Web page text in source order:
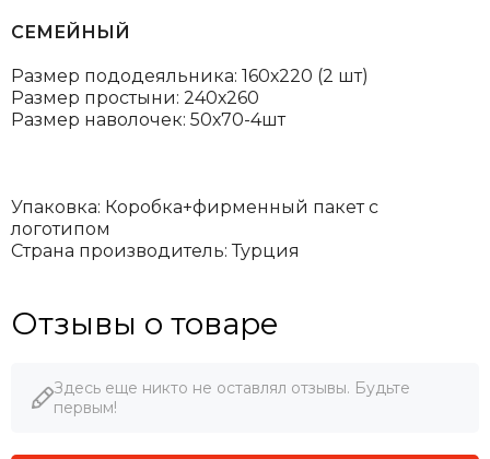
СЕМЕЙНЫЙ
Размер пододеяльника: 160х220 (2 шт)
Размер простыни: 240х260
Размер наволочек: 50х70-4шт
Упаковка: Коробка+фирменный пакет с
логотипом
Страна производитель: Турция
Отзывы о товаре
Здесь еще никто не оставлял отзывы. Будьте
первым!